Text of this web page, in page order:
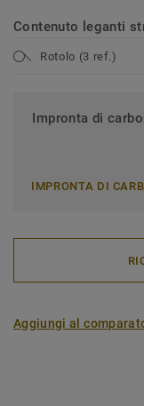
Contenuto leganti
Rotolo (3 ref.)
Impronta di
IMPRONTA DI
Aggiungi al